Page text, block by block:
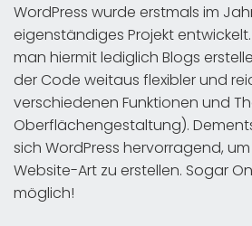
WordPress wurde erstmals im
eigenständiges Projekt
man hiermit lediglich Blogs
der Code weitaus flexibler und
verschiedenen Funktionen und
Oberflächengestaltung).
sich WordPress hervorragend,
Website-Art zu erstellen. Sogar
möglich!